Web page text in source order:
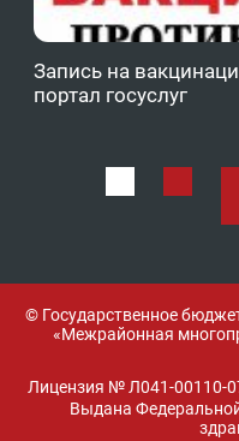
Запись на
портал госуслуг
© Государственное
«Межрайонная
Лицензия № Л041-00110-
Выдана